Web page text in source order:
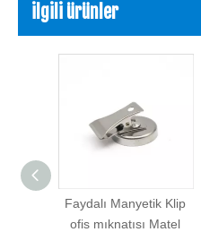
ilgili ürünler
Faydalı Manyetik Klip
ofis mıknatısı Matel